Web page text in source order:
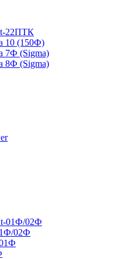
22ПТК
10 (150Ф)
7Ф (Sigma)
8Ф (Sigma)
01Ф/02Ф
02Ф